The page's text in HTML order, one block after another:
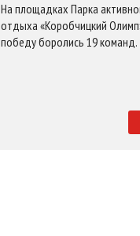
На площадках Парка
отдыха «Коробчицкий
победу боролись 19 команд.